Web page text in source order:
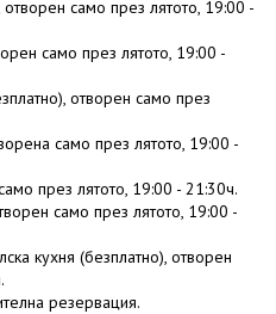
само през лятото, 19:00 -
само през лятото, 19:00 -
отворен само през
само през лятото, 19:00 -
през лятото, 19:00 - 21:30ч.
само през лятото, 19:00 -
кухня (безплатно), отворен
резервация.